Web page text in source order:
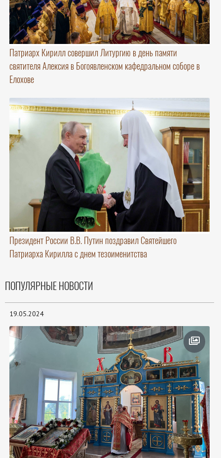
Патриарх Кирилл совершил Литургию в день памяти
святителя Алексия в Богоявленском кафедральном соборе в
Елохове
Президент России В.В. Путин поздравил Святейшего
Патриарха Кирилла с днем тезоименитства
ПОПУЛЯРНЫЕ НОВОСТИ
19.05.2024